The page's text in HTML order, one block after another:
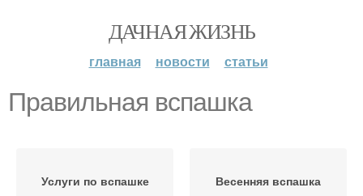
ДАЧНАЯ ЖИЗНЬ
главная новости статьи
Правильная вспашка
Услуги по вспашке Весенняя вспашка